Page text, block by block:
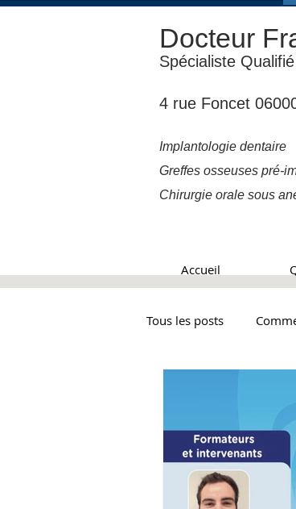
Docteur
Spécialiste
4 rue Foncet
Implantologie dentaire
Greffes osseuses pré-
Chirurgie orale sous
Accueil
Tous les posts